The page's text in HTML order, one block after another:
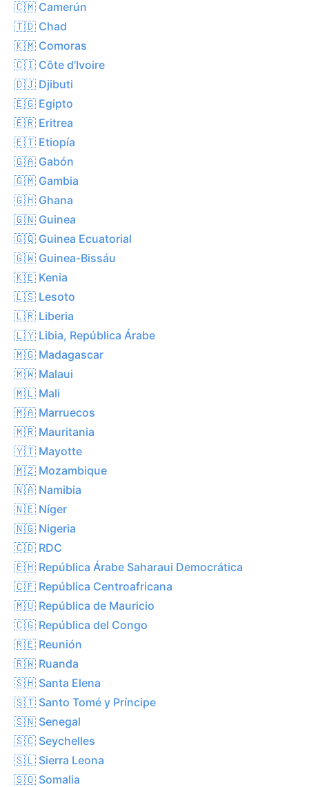
🇨🇲 Camerún
🇹🇩 Chad
🇰🇲 Comoras
🇨🇮 Côte d’Ivoire
🇩🇯 Djibuti
🇪🇬 Egipto
🇪🇷 Eritrea
🇪🇹 Etiopía
🇬🇦 Gabón
🇬🇲 Gambia
🇬🇭 Ghana
🇬🇳 Guinea
🇬🇶 Guinea Ecuatorial
🇬🇼 Guinea-Bissáu
🇰🇪 Kenia
🇱🇸 Lesoto
🇱🇷 Liberia
🇱🇾 Libia, República Árabe
🇲🇬 Madagascar
🇲🇼 Malaui
🇲🇱 Mali
🇲🇦 Marruecos
🇲🇷 Mauritania
🇾🇹 Mayotte
🇲🇿 Mozambique
🇳🇦 Namibia
🇳🇪 Níger
🇳🇬 Nigeria
🇨🇩 RDC
🇪🇭 República Árabe Saharaui Democrática
🇨🇫 República Centroafricana
🇲🇺 República de Mauricio
🇨🇬 República del Congo
🇷🇪 Reunión
🇷🇼 Ruanda
🇸🇭 Santa Elena
🇸🇹 Santo Tomé y Príncipe
🇸🇳 Senegal
🇸🇨 Seychelles
🇸🇱 Sierra Leona
🇸🇴 Somalia